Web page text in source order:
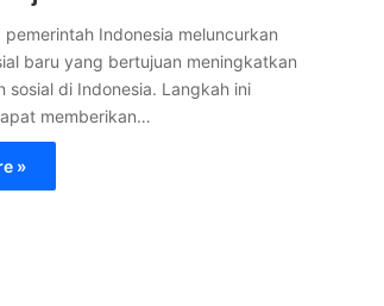
pemerintah Indonesia meluncurkan
baru yang bertujuan meningkatkan
sosial di Indonesia. Langkah ini
memberikan…
»